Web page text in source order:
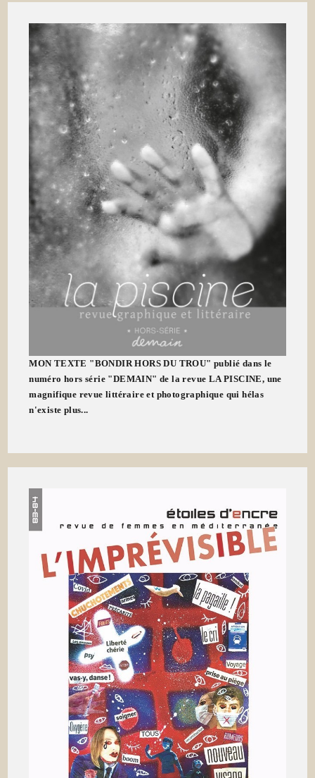
MON TEXTE "BONDIR HORS DU TROU" publié dans le
numéro hors série "DEMAIN" de la revue LA PISCINE, une
magnifique revue littéraire et photographique qui hélas
n'existe plus...